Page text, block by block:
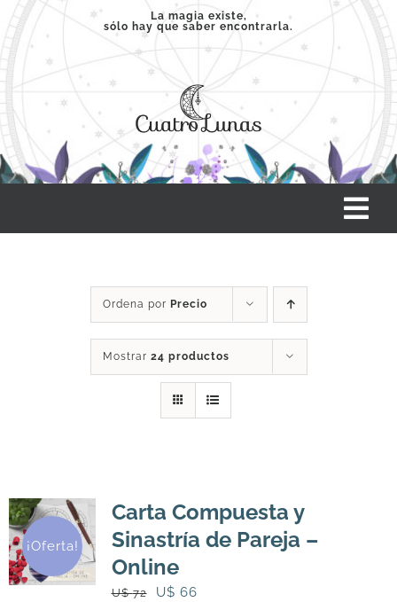
Saltar
contenido
La magia existe,
sólo hay que saber encontrarla.
SERVICIOS
PRODUCTOS
ARTÍCULOS
Ordena por Precio
Mostrar 24 productos
¡Oferta!
Carta Compuesta y
Sinastría de Pareja –
Online
U$72
El
U$ 66El